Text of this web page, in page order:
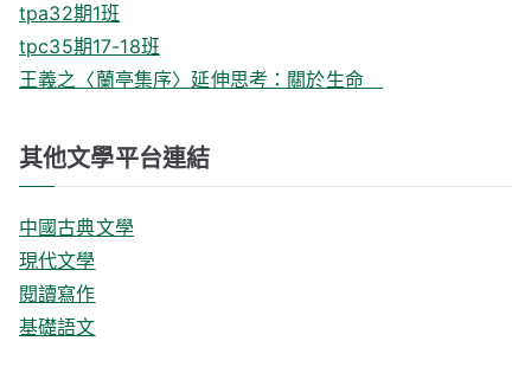
tpa32期1班
tpc35期17-18班
王義之〈蘭亭集序〉延伸思考：關於生命
其他文學平台連結
中國古典文學
現代文學
閱讀寫作
基礎語文